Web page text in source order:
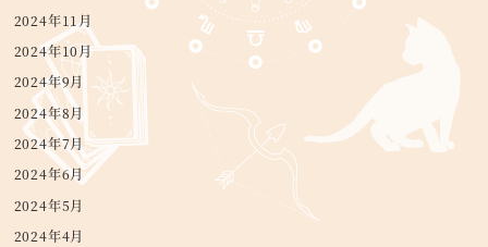
2024年11月
2024年10月
2024年9月
2024年8月
2024年7月
2024年6月
2024年5月
2024年4月